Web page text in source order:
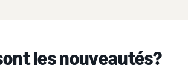
les nouveautés?